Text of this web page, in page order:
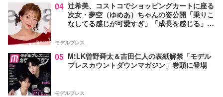
04 辻希美、コストコでショッピングカートに座る
次女・夢空（ゆめあ）ちゃんの姿公開「乗りこ
なしてる感じが可愛すぎ」「成長を感じる」の
モデルプレス
05 M!LK曽野舜太＆吉田仁人の表紙解禁「モデル
プレスカウントダウンマガジン」巻頭に登場
モデルプレス